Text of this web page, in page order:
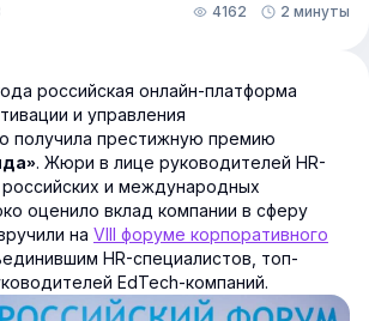
4162 2 минуты
российская онлайн-платформа
и управления
получила престижную премию
. Жюри в лице руководителей HR-
и международных
оценило вклад компании в сферу
на VIII форуме корпоративного
HR-специалистов, топ-
EdTech-компаний.